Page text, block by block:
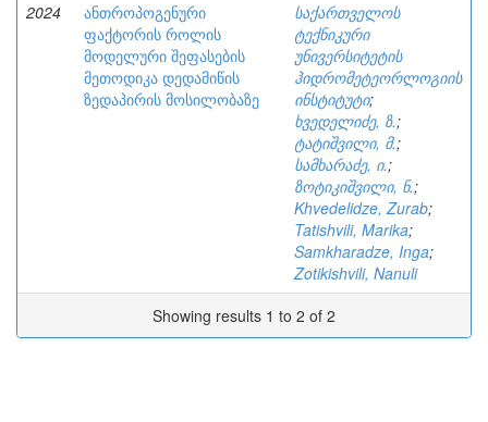
2024
ანთროპოგენური
ფაქტორის როლის
მოდელური შეფასების
მეთოდიკა დედამიწის
ზედაპირის მოსილობაზე
საქართველოს
ტექნიკური
უნივერსიტეტის
ჰიდრომეტეორლოგიის
ინსტიტუტი;
ხვედელიძე, ზ.;
ტატიშვილი, მ.;
სამხარაძე, ი.;
ზოტიკიშვილი, ნ.;
Khvedelidze, Zurab;
Tatishvili, Marika;
Samkharadze, Inga;
Zotikishvili, Nanuli
Showing results 1 to 2 of 2